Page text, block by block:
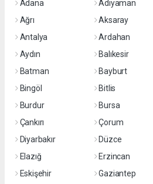
Adana Adıyaman
Ağrı
Aksaray
Antalya
Ardahan
Aydın
Balıkesir
Batman
Bayburt
Bingöl
Bitlis
Burdur
Bursa
Çankırı
Çorum
Diyarbakır
Düzce
Elazığ
Erzincan
Eskişehir
Gaziantep